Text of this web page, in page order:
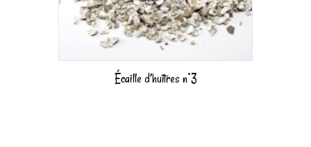
Écaille d’huîtres n°3